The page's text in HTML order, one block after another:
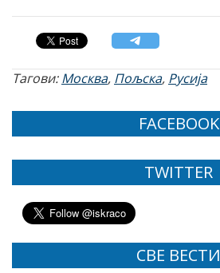
Тагови:Москва, Пољска, Русија
FACEBOOK
TWITTER
СВЕ ВЕСТИ